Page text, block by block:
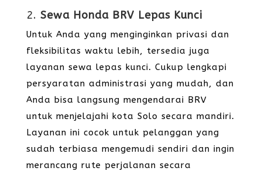
2. Sewa Honda BRV Lepas Kunci
Untuk Anda yang menginginkan privasi dan
fleksibilitas waktu lebih, tersedia juga
layanan sewa lepas kunci. Cukup lengkapi
persyaratan administrasi yang mudah, dan
Anda bisa langsung mengendarai BRV
untuk menjelajahi kota Solo secara mandiri.
Layanan ini cocok untuk pelanggan yang
sudah terbiasa mengemudi sendiri dan ingin
merancang rute perjalanan secara